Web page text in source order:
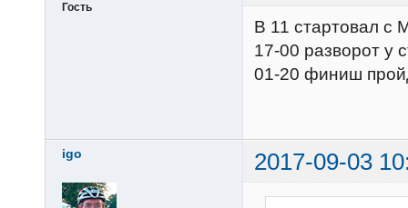
Гость
В 11 стартовал с
17-00 разворот у
01-20 финиш
igo 2017-09-03